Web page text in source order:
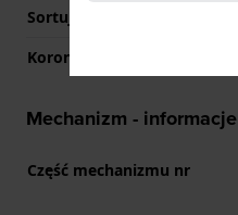
Sortuj szkiełka
Korona
Mechanizm - informacje
Część mechanizmu nr